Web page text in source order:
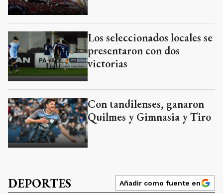
Los seleccionados locales se
presentaron con dos
victorias
Con tandilenses, ganaron
Quilmes y Gimnasia y Tiro
DEPORTES Añadir como fuente en